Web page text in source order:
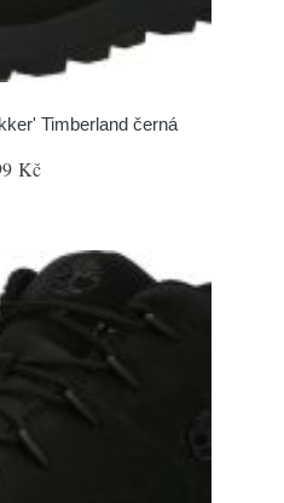
Timberland černá
Kč